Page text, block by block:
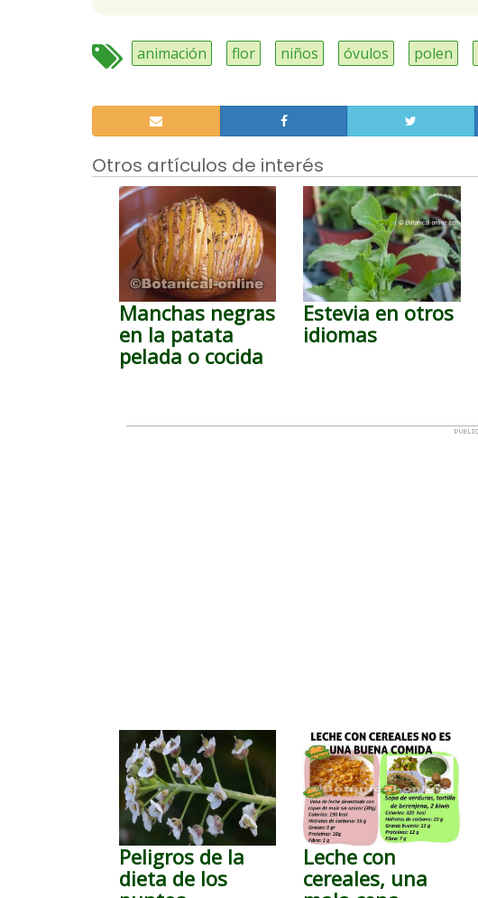
animación flor niños óvulos polen
Otros artículos de interés
Manchas negras
en la patata
pelada o cocida
Estevia en otros
idiomas
Peligros de la
dieta de los
Leche con
cereales, una